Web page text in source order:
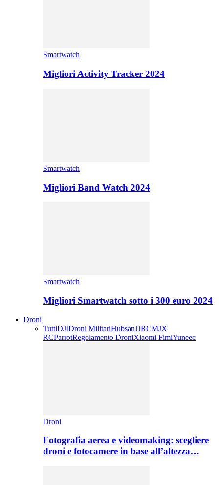
Smartwatch
Migliori Activity Tracker 2024
Smartwatch
Migliori Band Watch 2024
Smartwatch
Migliori Smartwatch sotto i 300 euro 2024
Droni
TuttiDJIDroni MilitariHubsanJJRCMJX
RCParrotRegolamento DroniXiaomi FimiYuneec
Droni
Fotografia aerea e videomaking: scegliere
droni e fotocamere in base all’altezza…